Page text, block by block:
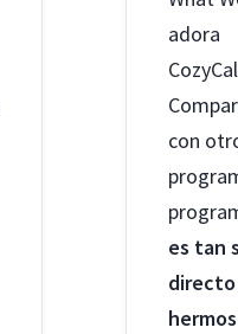
adora
con
es tan